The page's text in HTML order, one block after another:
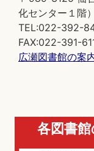
化センター１階）
TEL:022-392-
FAX:022-391-
広瀬図書館の案
各図書